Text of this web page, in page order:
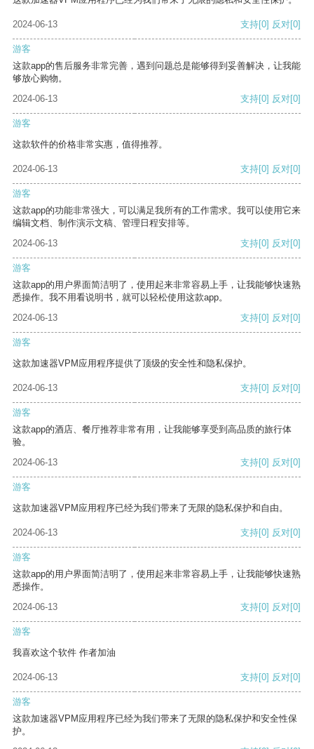
2024-06-13 支持[0] 反对[0]
游客
这款app的售后服务非常完善，遇到问题总是能够得到妥善解决，让我能
够放心购物。
2024-06-13
支持[0] 反对[0]
游客
这款软件的价格非常实惠，值得推荐。
2024-06-13 支持[0] 反对[0]
游客
这款app的功能非常强大，可以满足我所有的工作需求。我可以使用它来
编辑文档、制作演示文稿、管理日程安排等。
2024-06-13
支持[0] 反对[0]
游客
这款app的用户界面简洁明了，使用起来非常容易上手，让我能够快速熟
悉操作。我不用看说明书，就可以轻松使用这款app。
2024-06-13
支持[0] 反对[0]
游客
这款加速器VPM应用程序提供了顶级的安全性和隐私保护。
2024-06-13 支持[0] 反对[0]
游客
这款app的酒店、餐厅推荐非常有用，让我能够享受到高品质的旅行体
验。
2024-06-13
支持[0] 反对[0]
游客
这款加速器VPM应用程序已经为我们带来了无限的隐私保护和自由。
2024-06-13 支持[0] 反对[0]
游客
这款app的用户界面简洁明了，使用起来非常容易上手，让我能够快速熟
悉操作。
2024-06-13
支持[0] 反对[0]
游客
我喜欢这个软件 作者加油
2024-06-13 支持[0] 反对[0]
游客
这款加速器VPM应用程序已经为我们带来了无限的隐私保护和安全性保
护。